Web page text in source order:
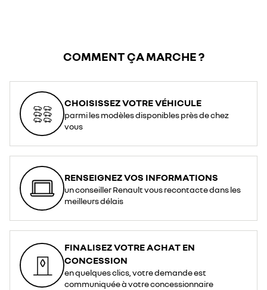
COMMENT ÇA MARCHE ?
CHOISISSEZ VOTRE VÉHICULE
parmi les modèles disponibles près de chez
vous
RENSEIGNEZ VOS INFORMATIONS
un conseiller Renault vous recontacte dans les
meilleurs délais
FINALISEZ VOTRE ACHAT EN
CONCESSION
en quelques clics, votre demande est
communiquée à votre concessionnaire